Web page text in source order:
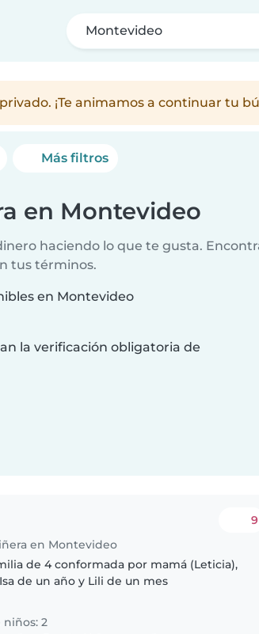
Montevideo
¡Te animamos a continuar tu
Más filtros
en Montevideo
haciendo lo que te gusta.
tus términos.
en Montevideo
la verificación obligatoria de
en Montevideo
9
de 4 conformada por mamá (Leticia),
de un año y Lili de un mes
2